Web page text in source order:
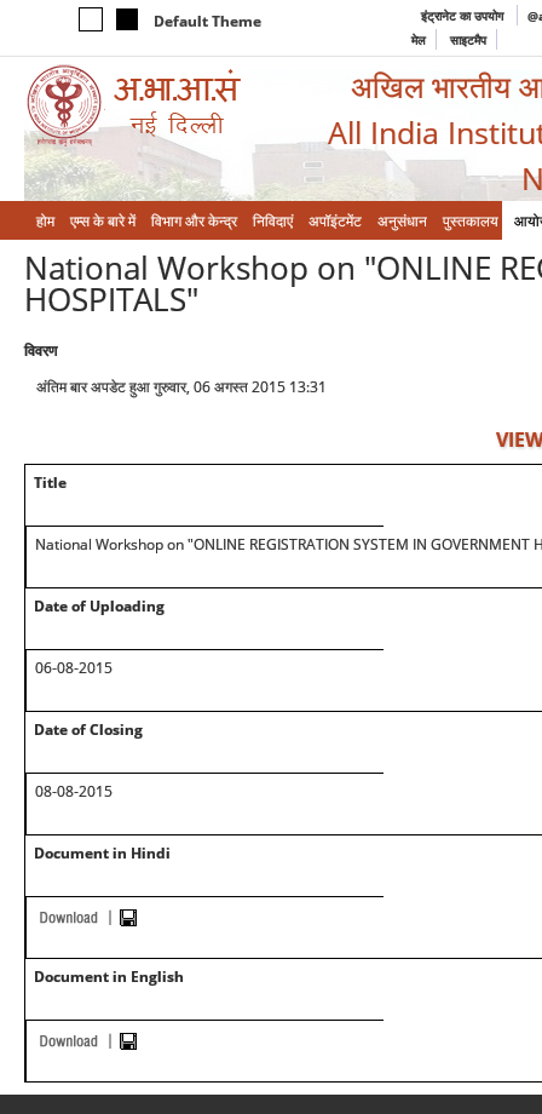
Default Theme इंट्रानेट का उपयोग
मेल
साइटमैप
अखिल भारतीय
All India
होम एम्‍स के बारे में विभाग और केन्‍द्र निविदाएं अपॉइंटमेंट अनुसंधान पुस्तकालय
National Workshop on "ONLINE
HOSPITALS"
विवरण
अंतिम बार अपडेट हुआ गुरुवार, 06 अगस्त 2015 13:31
Title
National Workshop on "ONLINE REGISTRATION SYSTEM IN GOVERNMENT
Date of Uploading
06-08-2015
Date of Closing
08-08-2015
Document in Hindi
Document in English